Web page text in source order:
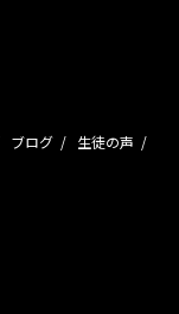
ブログ
生徒の声